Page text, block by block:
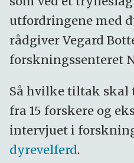
utfordringene med
rådgiver Vegard
forskningssenteret
Så hvilke tiltak skal
fra 15 forskere og
intervjuet i
dyrevelferd.